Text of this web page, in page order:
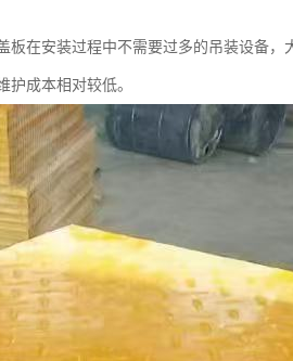
在安装过程中不需要过多的吊装设备，
成本相对较低。